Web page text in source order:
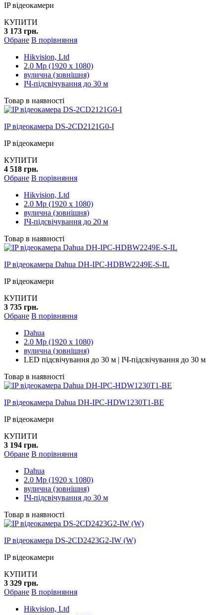
IP відеокамери
КУПИТИ
3 173 грн.
Обране В порівняння
Hikvision, Ltd
2.0 Mp (1920 x 1080)
вулична (зовнішня)
ІЧ-підсвічування до 30 м
Товар в наявності
IP відеокамера DS-2CD2121G0-I
IP відеокамери
КУПИТИ
4 518 грн.
Обране В порівняння
Hikvision, Ltd
2.0 Mp (1920 x 1080)
вулична (зовнішня)
ІЧ-підсвічування до 20 м
Товар в наявності
IP відеокамера Dahua DH-IPC-HDBW2249E-S-IL
IP відеокамери
КУПИТИ
3 735 грн.
Обране В порівняння
Dahua
2.0 Mp (1920 x 1080)
вулична (зовнішня)
LED підсвічування до 30 м | ІЧ-підсвічування до 30 м
Товар в наявності
IP відеокамера Dahua DH-IPC-HDW1230T1-BE
IP відеокамери
КУПИТИ
3 194 грн.
Обране В порівняння
Dahua
2.0 Mp (1920 x 1080)
вулична (зовнішня)
ІЧ-підсвічування до 30 м
Товар в наявності
IP відеокамера DS-2CD2423G2-IW (W)
IP відеокамери
КУПИТИ
3 329 грн.
Обране В порівняння
Hikvision, Ltd